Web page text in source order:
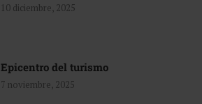
10 diciembre, 2025
Epicentro del turismo
7 noviembre, 2025